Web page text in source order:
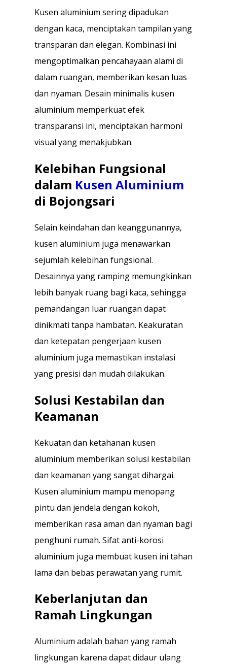
Kusen aluminium sering dipadukan
dengan kaca, menciptakan tampilan yang
transparan dan elegan. Kombinasi ini
mengoptimalkan pencahayaan alami di
dalam ruangan, memberikan kesan luas
dan nyaman. Desain minimalis kusen
aluminium memperkuat efek
transparansi ini, menciptakan harmoni
visual yang menakjubkan.
Kelebihan Fungsional
dalam Kusen Aluminium
di Bojongsari
Selain keindahan dan keanggunannya,
kusen aluminium juga menawarkan
sejumlah kelebihan fungsional.
Desainnya yang ramping memungkinkan
lebih banyak ruang bagi kaca, sehingga
pemandangan luar ruangan dapat
dinikmati tanpa hambatan. Keakuratan
dan ketepatan pengerjaan kusen
aluminium juga memastikan instalasi
yang presisi dan mudah dilakukan.
Solusi Kestabilan dan
Keamanan
Kekuatan dan ketahanan kusen
aluminium memberikan solusi kestabilan
dan keamanan yang sangat dihargai.
Kusen aluminium mampu menopang
pintu dan jendela dengan kokoh,
memberikan rasa aman dan nyaman bagi
penghuni rumah. Sifat anti-korosi
aluminium juga membuat kusen ini tahan
lama dan bebas perawatan yang rumit.
Keberlanjutan dan
Ramah Lingkungan
Aluminium adalah bahan yang ramah
lingkungan karena dapat didaur ulang